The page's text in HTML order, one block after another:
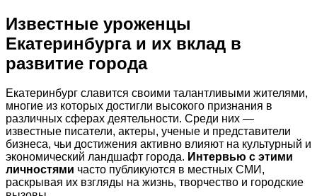
Известные уроженцы
Екатеринбурга и их вклад в
развитие города
Екатеринбург славится своими талантливыми жителями,
многие из которых достигли высокого признания в
различных сферах деятельности. Среди них —
известные писатели, актеры, ученые и представители
бизнеса, чьи достижения активно влияют на культурный и
экономический ландшафт города. Интервью с этими
личностями часто публикуются в местных СМИ,
раскрывая их взгляды на жизнь, творчество и городские